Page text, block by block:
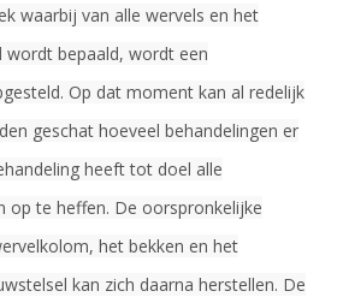
waarbij van alle wervels en het
wordt bepaald, wordt een
Op dat moment kan al redelijk
geschat hoeveel behandelingen er
heeft tot doel alle
op te heffen. De oorspronkelijke
het bekken en het
kan zich daarna herstellen. De